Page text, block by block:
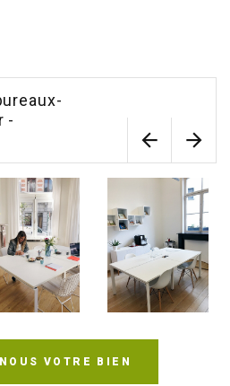
-
VOTRE BIEN